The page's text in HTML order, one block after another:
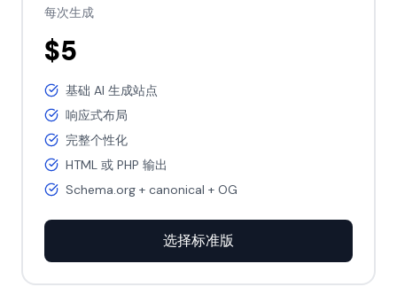
每次生成
$5
基础 AI 生成站点
响应式布局
完整个性化
HTML 或 PHP 输出
Schema.org + canonical + OG
选择标准版